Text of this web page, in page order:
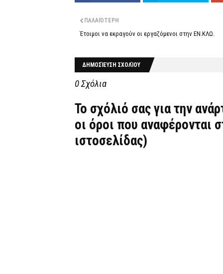
ΠΑΛΑΙΌΤΕΡΗ
Έτοιμοι να εκραγούν οι εργαζόμενοι στην ΕΝ.ΚΛΩ.
ΔΗΜΟΣΊΕΥΣΗ ΣΧΟΛΊΟΥ
0 Σχόλια
Το σχόλιό σας για την
οι όροι που αναφέρονται
ιστοσελίδας)